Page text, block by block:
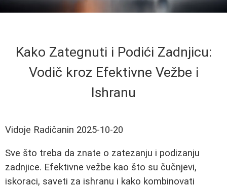
Kako Zategnuti i Podići Zadnjicu:
Vodič kroz Efektivne Vežbe i
Ishranu
Vidoje Radičanin 2025-10-20
Sve što treba da znate o zatezanju i podizanju
zadnjice. Efektivne vežbe kao što su čučnjevi,
iskoraci, saveti za ishranu i kako kombinovati